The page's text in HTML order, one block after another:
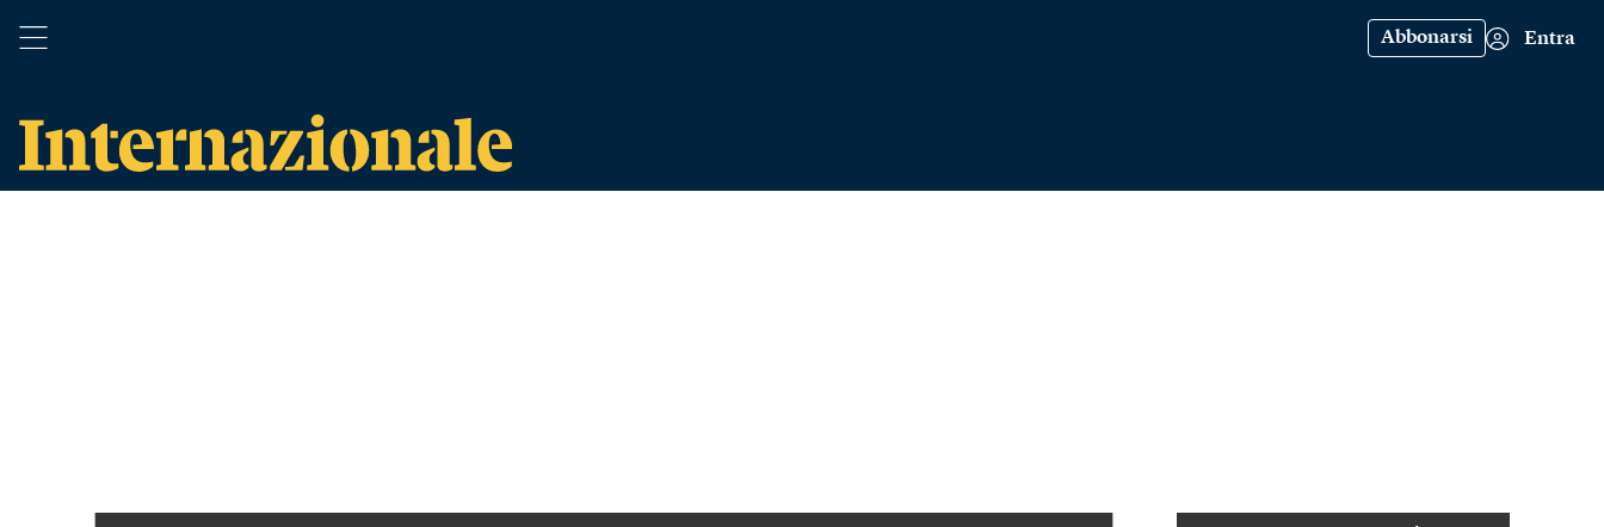
Abbonarsi Entra